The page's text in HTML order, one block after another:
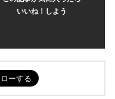
いいね！しよう